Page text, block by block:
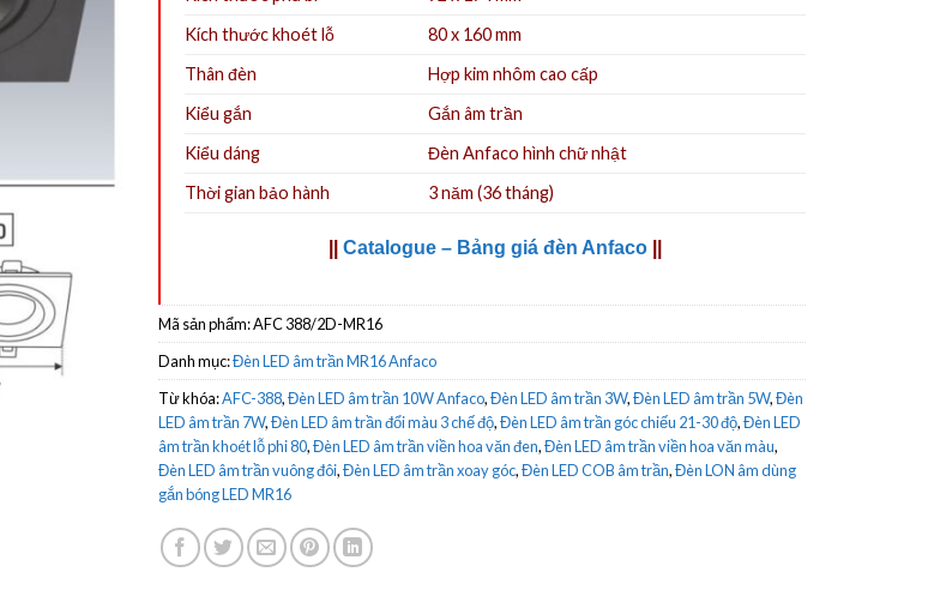
Kích thước khoét lỗ
80 x 160 mm
Thân đèn
Hợp kim nhôm cao cấp
Kiểu gắn
Gắn âm trần
Kiểu dáng
Đèn Anfaco hình chữ nhật
Thời gian bảo hành
3 năm (36 tháng)
Catalogue – Bảng giá đèn Anfaco
Mã sản phẩm:AFC 388/2D-MR16
Danh mục:Đèn LED âm trần MR16 Anfaco
Từ khóa:AFC-388,Đèn LED âm trần 10W Anfaco,Đèn LED âm trần 3W,Đèn LED âm trần 5W,Đèn
LED âm trần 7W,Đèn LED âm trần đổi màu 3 chế độ,Đèn LED âm trần góc chiếu 21-30 độ,Đèn LED
âm trần khoét lỗ phi 80,Đèn LED âm trần viền hoa văn đen,Đèn LED âm trần viền hoa văn màu,
Đèn LED âm trần vuông đôi,Đèn LED âm trần xoay góc,Đèn LED COB âm trần,Đèn LON âm dùng
gắn bóng LED MR16